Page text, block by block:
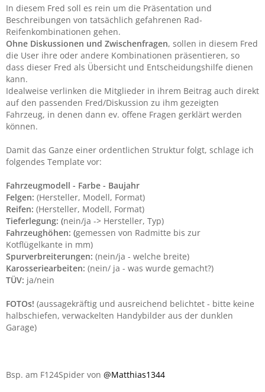
In diesem Fred soll es rein um die Präsentation und
Beschreibungen von tatsächlich gefahrenen Rad-
Reifenkombinationen gehen.
Ohne Diskussionen und Zwischenfragen, sollen in diesem Fred
die User ihre oder andere Kombinationen präsentieren, so
dass dieser Fred als Übersicht und Entscheidungshilfe dienen
kann.
Idealweise verlinken die Mitglieder in ihrem Beitrag auch direkt
auf den passenden Fred/Diskussion zu ihm gezeigten
Fahrzeug, in denen dann ev. offene Fragen gerklärt werden
können.
Damit das Ganze einer ordentlichen Struktur folgt, schlage ich
folgendes Template vor:
Fahrzeugmodell - Farbe - Baujahr
Felgen: (Hersteller, Modell, Format)
Reifen: (Hersteller, Modell, Format)
Tieferlegung: (nein/ja -> Hersteller, Typ)
Fahrzeughöhen: (gemessen von Radmitte bis zur
Kotflügelkante in mm)
Spurverbreiterungen: (nein/ja - welche breite)
Karosseriearbeiten: (nein/ ja - was wurde gemacht?)
TÜV: ja/nein
FOTOs! (aussagekräftig und ausreichend belichtet - bitte keine
halbschiefen, verwackelten Handybilder aus der dunklen
Garage)
Bsp. am F124Spider von @Matthias1344